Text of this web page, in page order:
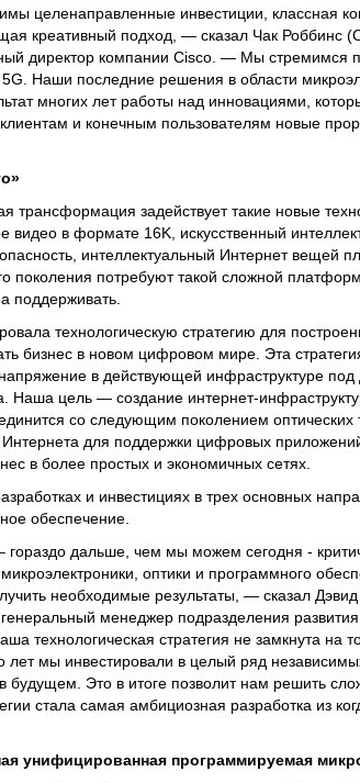
целенаправленные инвестиции, классная
креативный подход, — сказал Чак Роббинс
директор компании Cisco. — Мы стремимся
Наши последние решения в области
многих лет работы над инновациями,
клиентам и конечным пользователям новые
задействует такие новые
видео в формате 16K, искусственный
интеллектуальный Интернет вещей
поколения потребуют такой сложной
поддерживать.
технологическую стратегию для
бизнес в новом цифровом мире. Эта
напряжение в действующей инфраструктуре
цель — создание интернет-
со следующим поколением оптических
для поддержки цифровых
в более простых и экономичных сетях.
и инвестициях в трех основных
обеспечение.
гораздо дальше, чем мы можем сегодня -
оптики и программного
необходимые результаты, — сказал
менеджер подразделения
технологическая стратегия не замкнута на
лет мы инвестировали в целый ряд
будущем. Это в итоге позволит нам решить
стала самая амбициозная разработка из
унифицированная программируемая